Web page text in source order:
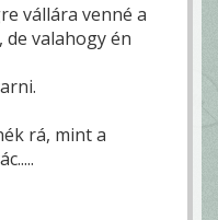
vállára venné a
valahogy én
rá, mint a